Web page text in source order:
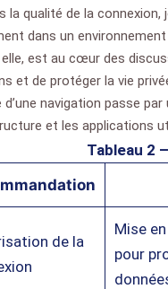
la qualité de la
dans un
est au cœur des
et de protéger la vie
navigation passe
et les applications
Tableau 2
de la
Mise
pour